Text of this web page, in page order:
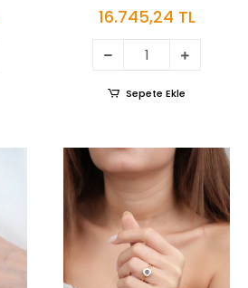
16.745,24 TL
Sepete Ekle